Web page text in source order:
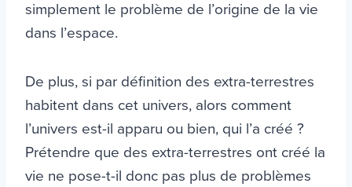
simplement le problème de l’origine de la vie
dans l’espace.
De plus, si par définition des extra-terrestres
habitent dans cet univers, alors comment
l’univers est-il apparu ou bien, qui l’a créé ?
Prétendre que des extra-terrestres ont créé la
vie ne pose-t-il donc pas plus de problèmes